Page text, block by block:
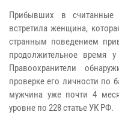
Прибывших в считанные
встретила женщина,
странным поведением
продолжительное время
Правоохранители
проверке его личности по
мужчина уже почти 4
уровне по 228 статье УК РФ.